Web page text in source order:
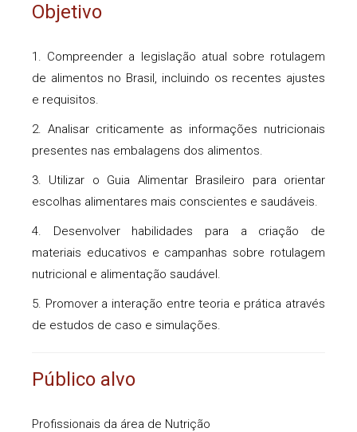
Objetivo
1. Compreender a legislação atual sobre rotulagem
de alimentos no Brasil, incluindo os recentes ajustes
e requisitos.
2. Analisar criticamente as informações nutricionais
presentes nas embalagens dos alimentos.
3. Utilizar o Guia Alimentar Brasileiro para orientar
escolhas alimentares mais conscientes e saudáveis.
4. Desenvolver habilidades para a criação de
materiais educativos e campanhas sobre rotulagem
nutricional e alimentação saudável.
5. Promover a interação entre teoria e prática através
de estudos de caso e simulações.
Público alvo
Profissionais da área de Nutrição